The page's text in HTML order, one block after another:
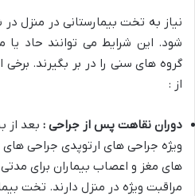
نیاز به تخت بیمارستانی در منزل
شود. این شرایط می توانند حاد
گروه های سنی را در بر بگیرند. برخی
از :
دوران نقاهت پس از جراحی : بعد از
ویژه جراحی های ارتوپدی جراحی
های مغز و اعصاب بیماران برای
مراقبت ویژه در منزل دارند. تخت